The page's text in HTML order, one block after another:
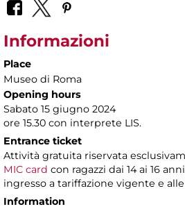
Informazioni
Place
Museo di Roma
Opening hours
Sabato 15 giugno 2024
ore 15.30 con interprete LIS.
Entrance ticket
Attività gratuita riservata
MIC card con ragazzi dai 14 ai 16
ingresso a tariffazione vigente e
Information